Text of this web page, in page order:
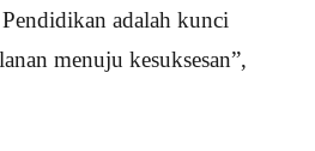
adalah kunci
menuju kesuksesan”,